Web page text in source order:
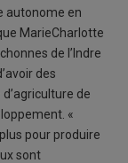
autonome en
MarieCharlotte
de l’Indre
des
de
«
pour produire
sont